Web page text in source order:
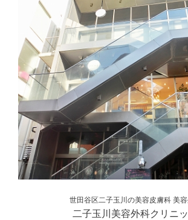
世田谷区二子玉川の美容皮膚科 美
二子玉川美容外科クリニ